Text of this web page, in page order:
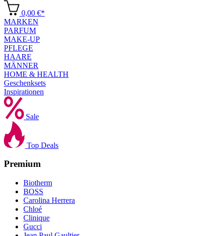
0,00 €*
MARKEN
PARFUM
MAKE-UP
PFLEGE
HAARE
MÄNNER
HOME & HEALTH
Geschenksets
Inspirationen
Sale
Top Deals
Premium
Biotherm
BOSS
Carolina Herrera
Chloé
Clinique
Gucci